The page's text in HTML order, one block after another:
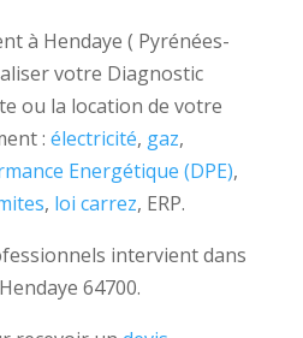
à Hendaye ( Pyrénées-
votre Diagnostic
ou la location de votre
: électricité, gaz,
Energétique (DPE),
, loi carrez, ERP.
intervient dans
64700.